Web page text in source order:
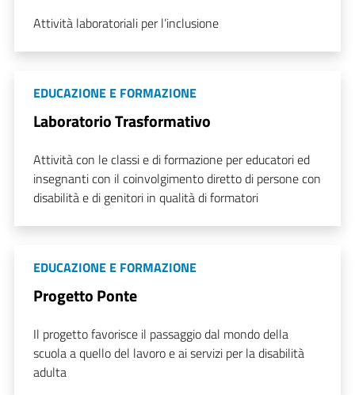
Attività laboratoriali per l’inclusione
EDUCAZIONE E FORMAZIONE
Laboratorio Trasformativo
Attività con le classi e di formazione per educatori ed
insegnanti con il coinvolgimento diretto di persone con
disabilità e di genitori in qualità di formatori
EDUCAZIONE E FORMAZIONE
Progetto Ponte
Il progetto favorisce il passaggio dal mondo della
scuola a quello del lavoro e ai servizi per la disabilità
adulta